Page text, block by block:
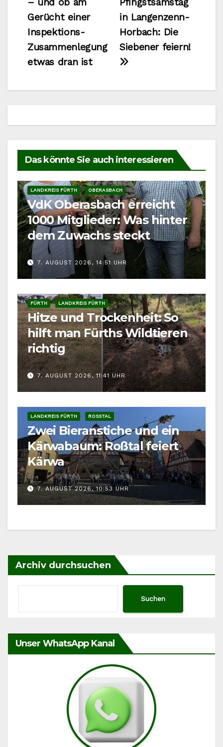
in Langenzenn-
Horbach: Die
Siebener feiern!
Gerücht einer
Inspektions-
Zusammenlegung
etwas dran ist
Das könnte Sie auch interessieren
LANDKREIS FÜRTH OBERASBACH
VdK Oberasbach erreicht
1000 Mitglieder: Was hinter
dem Zuwachs steckt
7. AUGUST 2026, 14:51 UHR
FÜRTH LANDKREIS FÜRTH
Hitze und Trockenheit: So
hilft man Fürths Wildtieren
richtig
7. AUGUST 2026, 11:41 UHR
LANDKREIS FÜRTH ROSSTAL
Zwei Bieranstiche und ein
Kärwabaum: Roßtal feiert
Kärwa
7. AUGUST 2026, 10:53 UHR
Archiv durchsuchen
Suchen
Unser WhatsApp Kanal